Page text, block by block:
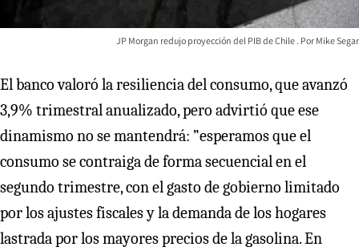
JP Morgan redujo proyección del PIB de Chile Mike Segar
El banco valoró la resiliencia del consumo, que avanzó
3,9% trimestral anualizado, pero advirtió que ese
dinamismo no se mantendrá: ”esperamos que el
consumo se contraiga de forma secuencial en el
segundo trimestre, con el gasto de gobierno limitado
por los ajustes fiscales y la demanda de los hogares
lastrada por los mayores precios de la gasolina. En